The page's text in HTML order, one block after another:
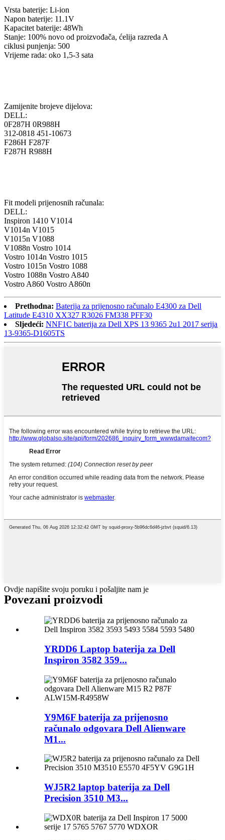
Vrsta baterije: Li-ion
Napon baterije: 11.1V
Kapacitet baterije: 48Wh
Stanje: 100% novo od proizvođača, ćelija razreda A
ciklusi punjenja: 500
Vrijeme rada: oko 1,5-3 sata
Zamijenite brojeve dijelova:
DELL:
0F287H 0R988H
312-0818 451-10673
F286H F287F
F287H R988H
Fit modeli prijenosnih računala:
DELL:
Inspiron 1410 V1014
V1014n V1015
V1015n V1088
V1088n Vostro 1014
Vostro 1014n Vostro 1015
Vostro 1015n Vostro 1088
Vostro 1088n Vostro A840
Vostro A860 Vostro A860n
Prethodna: Baterija za prijenosno računalo E4300 za Dell
Latitude E4310 XX327 R3026 FM338 PFF30
Sljedeći: NNF1C baterija za Dell XPS 13 9365 2u1 2017 serija
13-9365-D1605TS
Ovdje napišite svoju poruku i pošaljite nam je
Povezani proizvodi
YRDD6 Laptop baterija za Dell
Inspiron 3582 359...
Y9M6F baterija za prijenosno
računalo odgovara Dell Alienware
M1...
WJ5R2 laptop baterija za Dell
Precision 3510 M3...